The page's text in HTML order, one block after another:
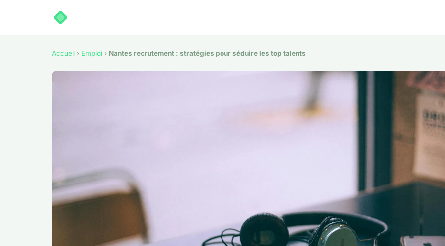
Accueil › Emploi › Nantes recrutement : stratégies pour séduire les top talents